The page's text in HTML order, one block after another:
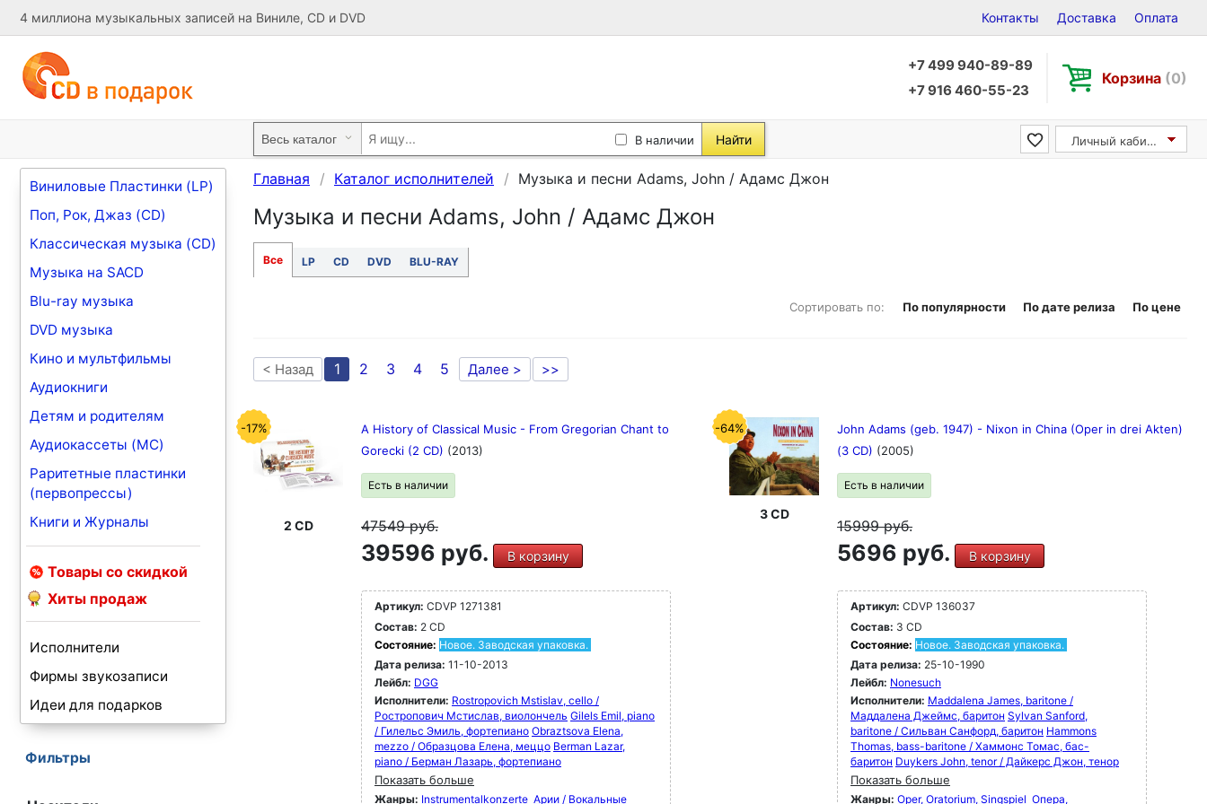
4 миллиона музыкальных записей на Виниле, CD и DVD Контакты Доставка Оплата
+7 499 940-89-89
+7 916 460-55-23
Корзина (0)
В наличии Найти Личный кабинет
Виниловые Пластинки (LP)
Поп, Рок, Джаз (CD)
Классическая музыка (CD)
Музыка на SACD
Blu-ray музыка
DVD музыка
Кино и мультфильмы
Аудиокниги
Детям и родителям
Аудиокассеты (MC)
Раритетные пластинки
(первопрессы)
Книги и Журналы
Товары со скидкой
Хиты продаж
Исполнители
Фирмы звукозаписи
Идеи для подарков
Фильтры
Главная Каталог исполнителей Музыка и песни Adams, John / Адамс Джон
Музыка и песни Adams, John / Адамс Джон
Все LP CD DVD BLU-RAY
Сортировать по: По популярности По дате релиза По цене
< Назад 1 2 3 4 5 Далее > >>
-17%
2 CD
A History of Classical Music - From Gregorian Chant to
Gorecki (2 CD) (2013)
Есть в наличии
47549руб.
39596 руб. В корзину
Артикул: CDVP 1271381
Состав: 2 CD
Состояние: Новое. Заводская упаковка.
Дата релиза: 11-10-2013
Лейбл: DGG
Исполнители: Rostropovich Mstislav, cello /
Ростропович Мстислав, виолончель Gilels Emil, piano
/ Гилельс Эмиль, фортепиано Obraztsova Elena,
mezzo / Образцова Елена, меццо Berman Lazar,
piano / Берман Лазарь, фортепиано
Показать больше
Жанры: Instrumentalkonzerte Арии / Вокальные
-64%
3 CD
John Adams (geb. 1947) - Nixon in China (Oper in drei Akten)
(3 CD) (2005)
Есть в наличии
15999руб.
5696 руб. В корзину
Артикул: CDVP 136037
Состав: 3 CD
Состояние: Новое. Заводская упаковка.
Дата релиза: 25-10-1990
Лейбл: Nonesuch
Исполнители: Maddalena James, baritone /
Маддалена Джеймс, баритон Sylvan Sanford,
baritone / Сильван Санфорд, баритон Hammons
Thomas, bass-baritone / Хаммонс Томас, бас-
баритон Duykers John, tenor / Дайкерс Джон, тенор
Показать больше
Жанры: Oper, Oratorium, Singspiel Опера,